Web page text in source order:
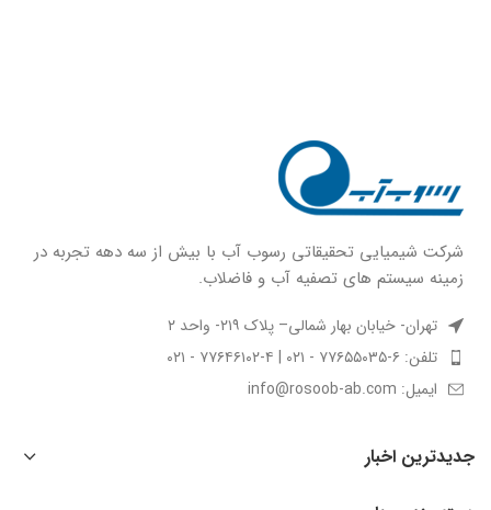
شركت شيميايى تحقیقاتی رسوب آب با بيش از سه دهه تجربه در
زمينه سيستم هاى تصفيه آب و فاضلاب.
تهران- خیابان بهار شمالی– پلاک ۲۱۹- واحد ۲
تلفن: ۶-۷۷۶۵۵۰۳۵ - ۰۲۱ | ۴-۷۷۶۴۶۱۰۲ - ۰۲۱
ایمیل: info@rosoob-ab.com
جدیدترین اخبار